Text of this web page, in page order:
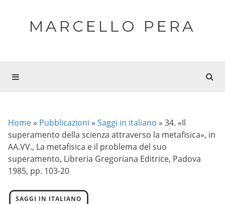
MARCELLO PERA
Home » Pubblicazioni » Saggi in italiano » 34. «Il
superamento della scienza attraverso la metafisica», in
AA.VV., La metafisica e il problema del suo
superamento, Libreria Gregoriana Editrice, Padova
1985, pp. 103-20
SAGGI IN ITALIANO